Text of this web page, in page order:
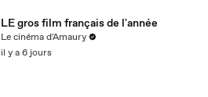
LE gros film français de l'année
Le cinéma d'Amaury
il y a 6 jours